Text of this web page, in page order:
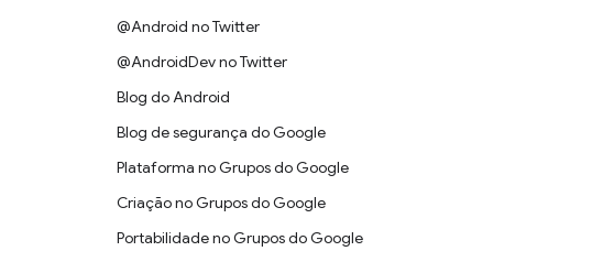
@Android no Twitter
@AndroidDev no Twitter
Blog do Android
Blog de segurança do Google
Plataforma no Grupos do Google
Criação no Grupos do Google
Portabilidade no Grupos do Google